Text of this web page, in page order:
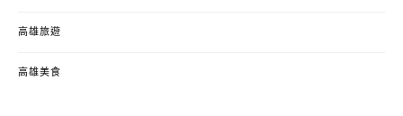
高雄旅遊
高雄美食